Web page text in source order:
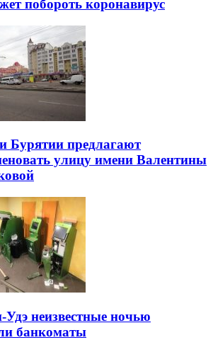
побороть коронавирус
Бурятии предлагают
улицу имени Валентины
неизвестные ночью
банкоматы